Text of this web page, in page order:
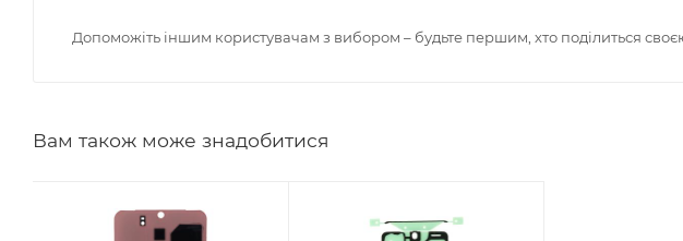
Допоможіть іншим користувачам з вибором – будьте першим, хто поділиться
Вам також може знадобитися